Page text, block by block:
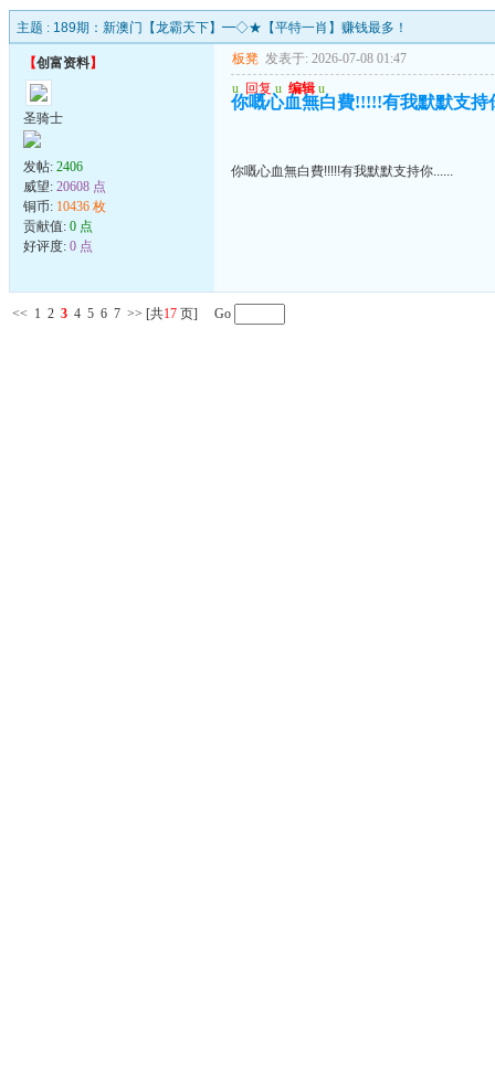
主题 : 189期：新澳门【龙霸天下】━◇★【平特一肖】赚钱最多！
【创富资料】
圣骑士
发帖: 2406
威望: 20608 点
铜币: 10436 枚
贡献值: 0 点
好评度: 0 点
板凳 发表于: 2026-07-08 01:47
u 回复 u 编辑 u
你嘅心血無白費!!!!!有我默默支持
你嘅心血無白費!!!!!有我默默支持你......
<< 1 2 3 4 5 6 7 >> [共17 页] Go